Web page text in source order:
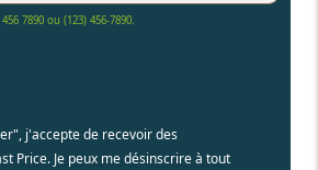
7890 ou (123) 456-7890.
j'accepte de recevoir des
Price. Je peux me désinscrire à tout